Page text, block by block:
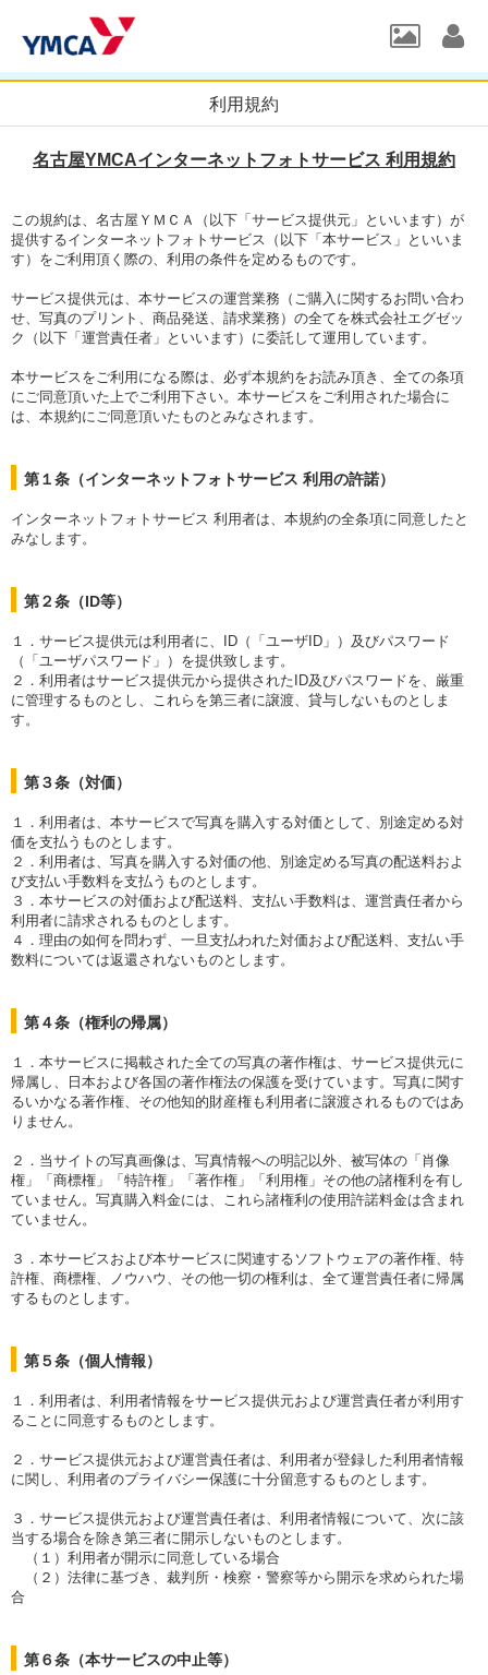
利用規約
名古屋YMCAインターネットフォトサービス 利用規約
この規約は、名古屋ＹＭＣＡ（以下「サービス提供元」といいます）が
提供するインターネットフォトサービス（以下「本サービス」といいま
す）をご利用頂く際の、利用の条件を定めるものです。
サービス提供元は、本サービスの運営業務（ご購入に関するお問い合わ
せ、写真のプリント、商品発送、請求業務）の全てを株式会社エグゼッ
ク（以下「運営責任者」といいます）に委託して運用しています。
本サービスをご利用になる際は、必ず本規約をお読み頂き、全ての条項
にご同意頂いた上でご利用下さい。本サービスをご利用された場合に
は、本規約にご同意頂いたものとみなされます。
第１条（インターネットフォトサービス 利用の許諾）
インターネットフォトサービス 利用者は、本規約の全条項に同意したと
みなします。
第２条（ID等）
１．サービス提供元は利用者に、ID（「ユーザID」）及びパスワード
（「ユーザパスワード」）を提供致します。
２．利用者はサービス提供元から提供されたID及びパスワードを、厳重
に管理するものとし、これらを第三者に譲渡、貸与しないものとしま
す。
第３条（対価）
１．利用者は、本サービスで写真を購入する対価として、別途定める対
価を支払うものとします。
２．利用者は、写真を購入する対価の他、別途定める写真の配送料およ
び支払い手数料を支払うものとします。
３．本サービスの対価および配送料、支払い手数料は、運営責任者から
利用者に請求されるものとします。
４．理由の如何を問わず、一旦支払われた対価および配送料、支払い手
数料については返還されないものとします。
第４条（権利の帰属）
１．本サービスに掲載された全ての写真の著作権は、サービス提供元に
帰属し、日本および各国の著作権法の保護を受けています。写真に関す
るいかなる著作権、その他知的財産権も利用者に譲渡されるものではあ
りません。
２．当サイトの写真画像は、写真情報への明記以外、被写体の「肖像
権」「商標権」「特許権」「著作権」「利用権」その他の諸権利を有し
ていません。写真購入料金には、これら諸権利の使用許諾料金は含まれ
ていません。
３．本サービスおよび本サービスに関連するソフトウェアの著作権、特
許権、商標権、ノウハウ、その他一切の権利は、全て運営責任者に帰属
するものとします。
第５条（個人情報）
１．利用者は、利用者情報をサービス提供元および運営責任者が利用す
ることに同意するものとします。
２．サービス提供元および運営責任者は、利用者が登録した利用者情報
に関し、利用者のプライバシー保護に十分留意するものとします。
３．サービス提供元および運営責任者は、利用者情報について、次に該
当する場合を除き第三者に開示しないものとします。
（１）利用者が開示に同意している場合
（２）法律に基づき、裁判所・検察・警察等から開示を求められた場
合
第６条（本サービスの中止等）